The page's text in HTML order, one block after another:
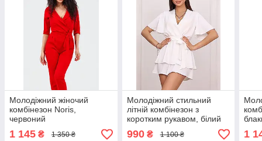
Молодіжний жіночий
комбінезон Noris,
червоний
1 145 ₴ 1 350 ₴
Молодіжний стильний
літній комбінезон з
коротким рукавом, білий
990₴ 1 100 ₴ 1